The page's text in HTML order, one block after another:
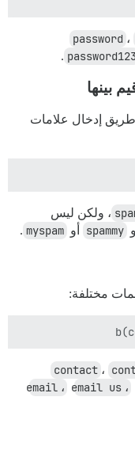
password ،
password123
.
بينها
إدخال علامات
، ولكن ليس
spammy أو myspam
.
مختلفة:
contact ،
email ، email us ،